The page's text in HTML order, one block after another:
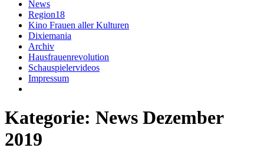
News
Region18
Kino Frauen aller Kulturen
Dixiemania
Archiv
Hausfrauenrevolution
Schauspielervideos
Impressum
Kategorie: News Dezember
2019